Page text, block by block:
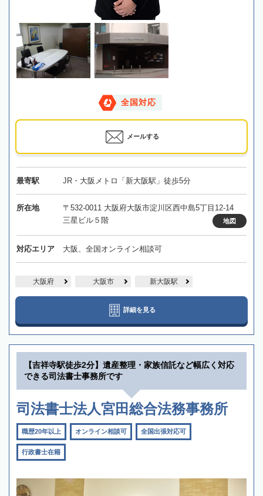
全国対応
メールする
最寄駅 JR・大阪メトロ「新大阪駅」徒歩5分
所在地
〒532-0011 大阪府大阪市淀川区西中島5丁目12-14
三星ビル５階
地図
対応エリア 大阪、全国オンライン相談可
大阪府 大阪市 新大阪駅
詳細を見る
【吉祥寺駅徒歩2分】遺産整理・家族信託など幅広く対応
できる司法書士事務所です
司法書士法人宮田総合法務事務所
職歴20年以上 オンライン相談可 全国出張対応可
行政書士在籍